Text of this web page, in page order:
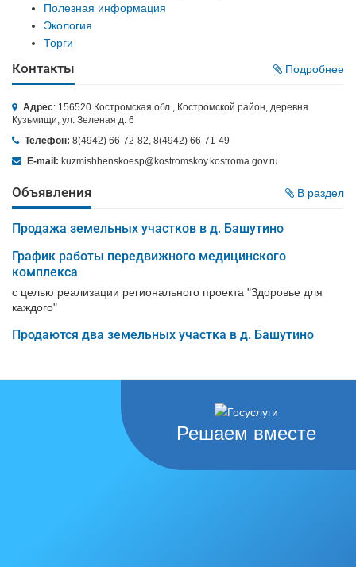
Полезная информация
Экология
Торги
Контакты Подробнее
Адрес: 156520 Костромская обл., Костромской район, деревня
Кузьмищи, ул. Зеленая д. 6
Телефон: 8(4942) 66-72-82, 8(4942) 66-71-49
E-mail: kuzmishhenskoesp@kostromskoy.kostroma.gov.ru
Объявления В раздел
Продажа земельных участков в д. Башутино
График работы передвижного медицинского
комплекса
с целью реализации регионального проекта "Здоровье для
каждого"
Продаются два земельных участка в д. Башутино
Решаем вместе